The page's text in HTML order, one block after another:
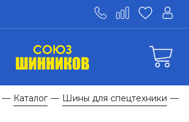
— Каталог — Шины для спецтехники —